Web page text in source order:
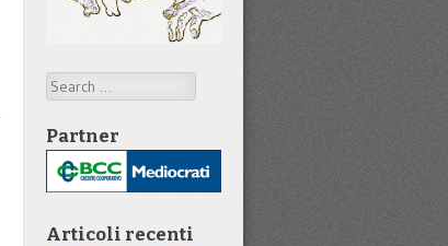
Search
Partner
Articoli recenti